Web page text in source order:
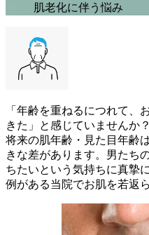
肌老化に伴う悩み
「年齢を重ねるにつれて、
きた」と感じていませんか？
将来の肌年齢・見た目年齢
きな差があります。男たち
ちたいという気持ちに真摯
例がある当院でお肌を若返